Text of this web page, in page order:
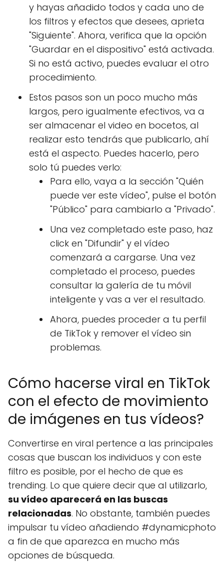
y hayas añadido todos y cada uno de
los filtros y efectos que desees, aprieta
"Siguiente". Ahora, verifica que la opción
"Guardar en el dispositivo" está activada.
Si no está activo, puedes evaluar el otro
procedimiento.
Estos pasos son un poco mucho más
largos, pero igualmente efectivos, va a
ser almacenar el video en bocetos, al
realizar esto tendrás que publicarlo, ahí
está el aspecto. Puedes hacerlo, pero
solo tú puedes verlo:
Para ello, vaya a la sección "Quién
puede ver este vídeo", pulse el botón
"Público" para cambiarlo a "Privado".
Una vez completado este paso, haz
click en "Difundir" y el vídeo
comenzará a cargarse. Una vez
completado el proceso, puedes
consultar la galería de tu móvil
inteligente y vas a ver el resultado.
Ahora, puedes proceder a tu perfil
de TikTok y remover el vídeo sin
problemas.
Cómo hacerse viral en TikTok
con el efecto de movimiento
de imágenes en tus vídeos?
Convertirse en viral pertence a las principales
cosas que buscan los individuos y con este
filtro es posible, por el hecho de que es
trending. Lo que quiere decir que al utilizarlo,
su vídeo aparecerá en las buscas
relacionadas. No obstante, también puedes
impulsar tu vídeo añadiendo #dynamicphoto
a fin de que aparezca en mucho más
opciones de búsqueda.